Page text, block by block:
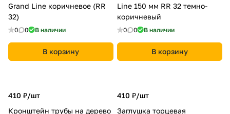
Grand Line коричневое (RR
32)
0 0 В наличии
В корзину
Line 150 мм RR 32 темно-
коричневый
0 0 В наличии
В корзину
410 ₽/шт
Кронштейн трубы на дерево
410 ₽/шт
Заглушка торцевая